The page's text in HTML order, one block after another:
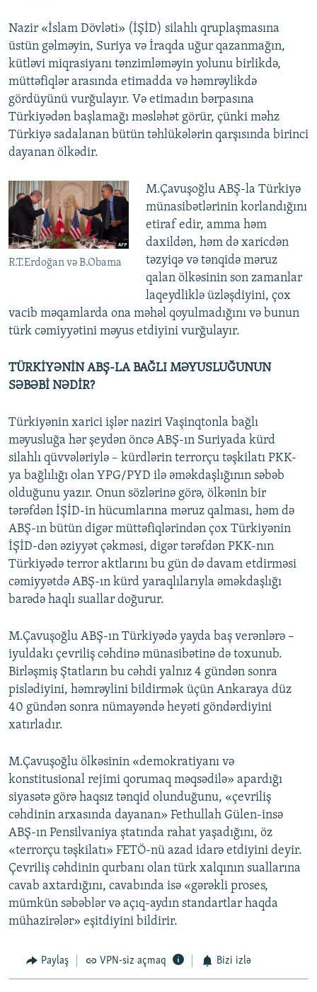
Nazir «İslam Dövləti» (İŞİD) silahlı qruplaşmasına
üstün gəlməyin, Suriya və İraqda uğur qazanmağın,
kütləvi miqrasiyanı tənzimləməyin yolunu birlikdə,
müttəfiqlər arasında etimadda və həmrəylikdə
gördüyünü vurğulayır. Və etimadın bərpasına
Türkiyədən başlamağı məsləhət görür, çünki məhz
Türkiyə sadalanan bütün təhlükələrin qarşısında birinci
dayanan ölkədir.
R.T.Erdoğan və B.Obama
M.Çavuşoğlu ABŞ-la Türkiyə
münasibətlərinin korlandığını
etiraf edir, amma həm
daxildən, həm də xaricdən
təzyiqə və tənqidə məruz
qalan ölkəsinin son zamanlar
laqeydliklə üzləşdiyini, çox
vacib məqamlarda ona məhəl qoyulmadığını və bunun
türk cəmiyyətini məyus etdiyini vurğulayır.
TÜRKİYƏNİN ABŞ-LA BAĞLI MƏYUSLUĞUNUN
SƏBƏBİ NƏDİR?
Türkiyənin xarici işlər naziri Vaşinqtonla bağlı
məyusluğa hər şeydən öncə ABŞ-ın Suriyada kürd
silahlı qüvvələriylə – kürdlərin terrorçu təşkilatı PKK-
ya bağlılığı olan YPG/PYD ilə əməkdaşlığının səbəb
olduğunu yazır. Onun sözlərinə görə, ölkənin bir
tərəfdən İŞİD-in hücumlarına məruz qalması, həm də
ABŞ-ın bütün digər müttəfiqlərindən çox Türkiyənin
İŞİD-dən əziyyət çəkməsi, digər tərəfdən PKK-nın
Türkiyədə terror aktlarını bu gün də davam etdirməsi
cəmiyyətdə ABŞ-ın kürd yaraqlılarıyla əməkdaşlığı
barədə haqlı suallar doğurur.
M.Çavuşoğlu ABŞ-ın Türkiyədə yayda baş verənlərə –
iyuldakı çevriliş cəhdinə münasibətinə də toxunub.
Birləşmiş Ştatların bu cəhdi yalnız 4 gündən sonra
pislədiyini, həmrəylini bildirmək üçün Ankaraya düz
40 gündən sonra nümayəndə heyəti göndərdiyini
xatırladır.
M.Çavuşoğlu ölkəsinin «demokratiyanı və
konstitusional rejimi qorumaq məqsədilə» apardığı
siyasətə görə haqsız tənqid olunduğunu, «çevriliş
cəhdinin arxasında dayanan» Fethullah Gülen-insə
ABŞ-ın Pensilvaniya ştatında rahat yaşadığını, öz
«terrorçu təşkilatı» FETÖ-nü azad idarə etdiyini deyir.
Çevriliş cəhdinin qurbanı olan türk xalqının suallarına
cavab axtardığını, cavabında isə «gərəkli proses,
mümkün səbəblər və açıq-aydın standartlar haqda
mühazirələr» eşitdiyini bildirir.
Paylaş VPN-siz açmaq Bizi izlə